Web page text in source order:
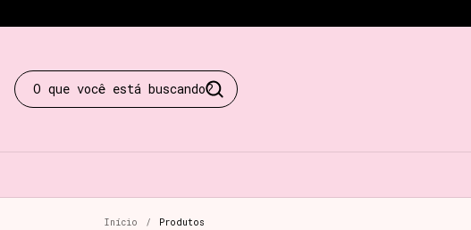
Início / Produtos